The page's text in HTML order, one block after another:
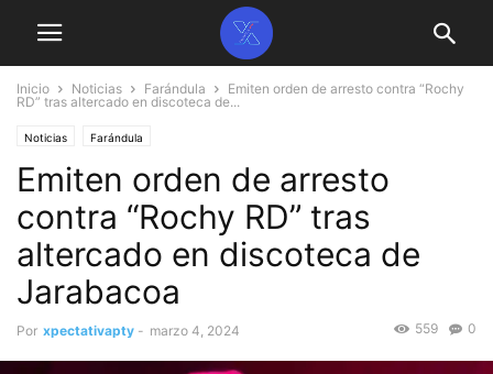
Inicio Noticias Farándula
Emiten orden de arresto contra “Rochy
RD” tras altercado en discoteca de...
Noticias Farándula
Emiten orden de arresto
contra “Rochy RD” tras
altercado en discoteca de
Jarabacoa
Por xpectativapty - marzo 4, 2024 0
559